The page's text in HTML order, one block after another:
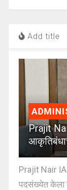
Add title
Prajit
Prajit Nair
पदसंख्येत केला